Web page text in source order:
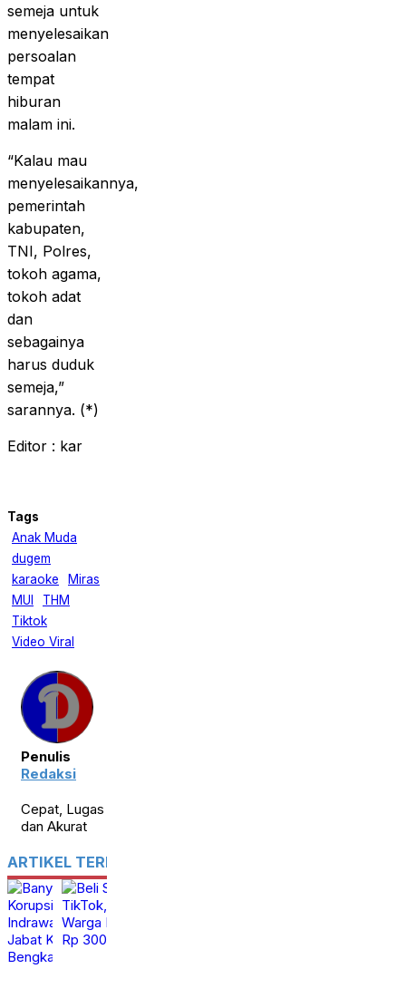
semeja untuk
menyelesaikan
persoalan
tempat
hiburan
malam ini.
“Kalau mau
menyelesaikannya,
pemerintah
kabupaten,
TNI, Polres,
tokoh agama,
tokoh adat
dan
sebagainya
harus duduk
semeja,”
sarannya. (*)
Editor : kar
Tags
Anak Muda
dugem
karaoke
Miras
MUI
THM
Tiktok
Video Viral
Penulis
Redaksi
Cepat, Lugas
dan Akurat
ARTIKEL TERKAIT